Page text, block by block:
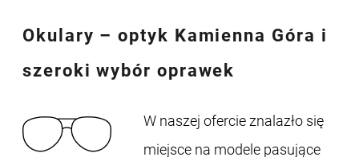
Okulary – optyk Kamienna Góra i
szeroki wybór oprawek
W naszej ofercie znalazło się
miejsce na modele pasujące